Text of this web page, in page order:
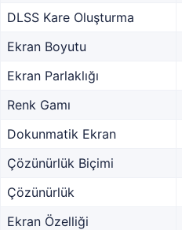
DLSS Kare Oluşturma
Ekran Boyutu
Ekran Parlaklığı
Renk Gamı
Dokunmatik Ekran
Çözünürlük Biçimi
Çözünürlük
Ekran Özelliği